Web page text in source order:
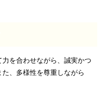
を合わせながら、誠実かつ
、多様性を尊重しながら